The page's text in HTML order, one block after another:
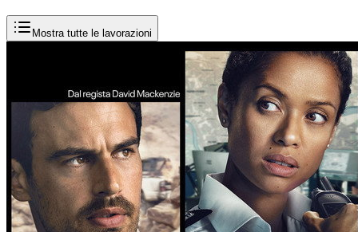
Mostra tutte le lavorazioni